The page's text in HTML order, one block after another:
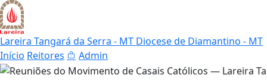
Lareira Tangará da Serra - MT Diocese de Diamantino - MT
Início Reitores Admin